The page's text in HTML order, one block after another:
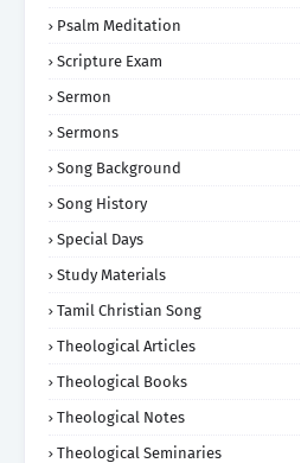
Psalm Meditation
Scripture Exam
Sermon
Sermons
Song Background
Song History
Special Days
Study Materials
Tamil Christian Song
Theological Articles
Theological Books
Theological Notes
Theological Seminaries